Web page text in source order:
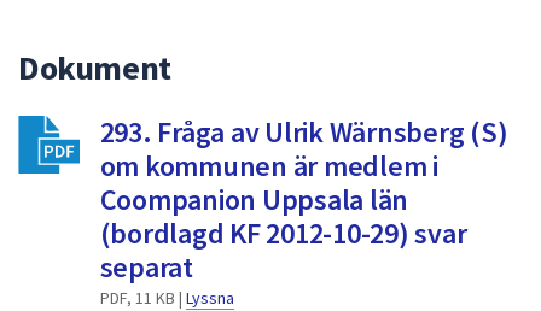
för
att
välja
något
av
Dokument
293. Fråga av Ulrik Wärnsberg (S)
om kommunen är medlem i
Coompanion Uppsala län
(bordlagd KF 2012-10-29) svar
separat
PDF, 11 KB | Lyssna